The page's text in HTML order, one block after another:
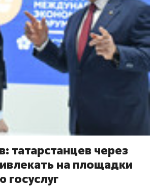
татарстанцев через
на площадки
госуслуг